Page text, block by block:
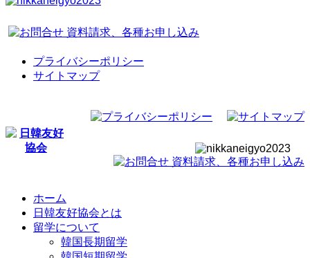
プライバシーポリシー
サイトマップ
ホーム
日韓友好協会とは
留学について
韓国長期留学